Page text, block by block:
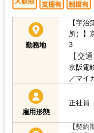
勤務地
【宇
所）】
3
【交
京阪電
／マイ
雇用形態
正社員
【契